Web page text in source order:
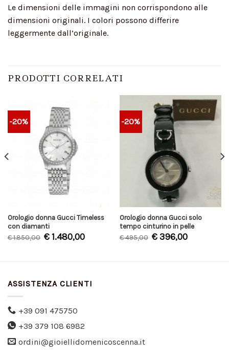
Le dimensioni delle immagini non corrispondono alle
dimensioni originali. I colori possono differire
leggermente dall’originale.
PRODOTTI CORRELATI
-20%
Orologio donna Gucci Timeless
con diamanti
€1.850,00 €1.480,00
-20%
Orologio donna Gucci solo
tempo cinturino in pelle
€495,00 €396,00
ASSISTENZA CLIENTI
+39 091 475750
+39 379 108 6982
ordini@gioiellidomenicoscenna.it